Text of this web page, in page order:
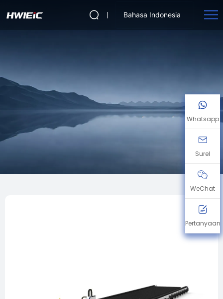
Bahasa Indonesia
Whatsapp
Surel
WeChat
Pertanyaan